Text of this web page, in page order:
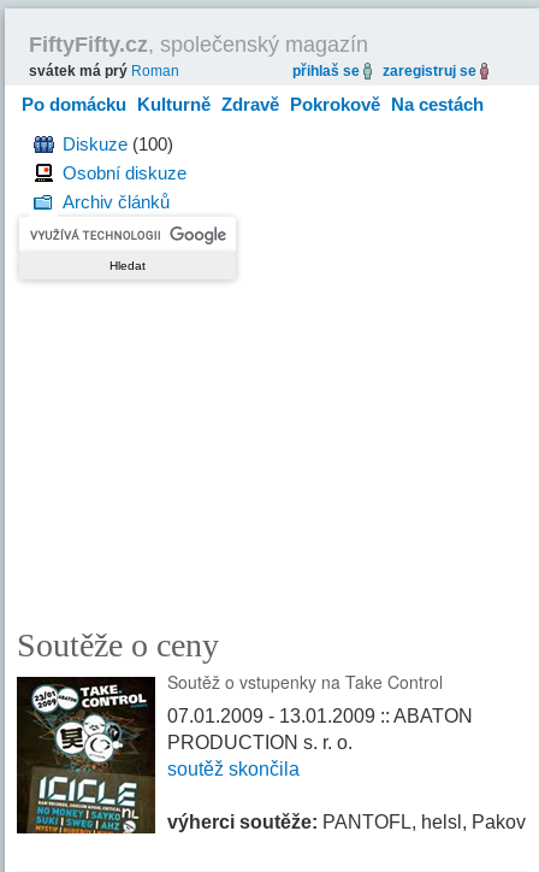
FiftyFifty.cz, společenský magazín
svátek má prý Roman přihlaš se zaregistruj se
Po domácku Kulturně Zdravě Pokrokově Na cestách
HravěDiskuze (100)
Osobní diskuze
Archiv článků
Soutěže o ceny
Soutěž o vstupenky na Take Control
07.01.2009 - 13.01.2009 :: ABATON
PRODUCTION s. r. o.
soutěž skončila
výherci soutěže: PANTOFL, helsl, Pakov